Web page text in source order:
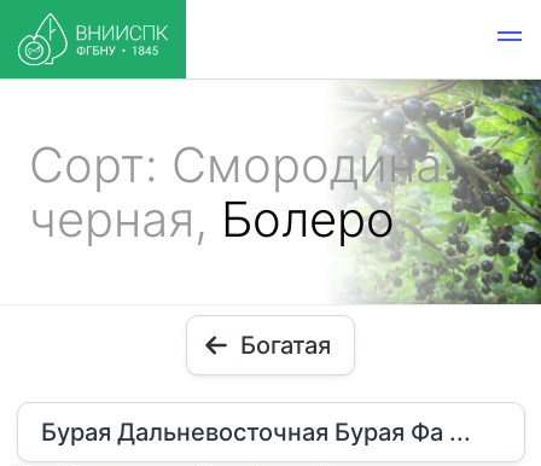
Сорт: Смородина
черная, Болеро
Богатая
Бурая Дальневосточная Бурая Фа ...